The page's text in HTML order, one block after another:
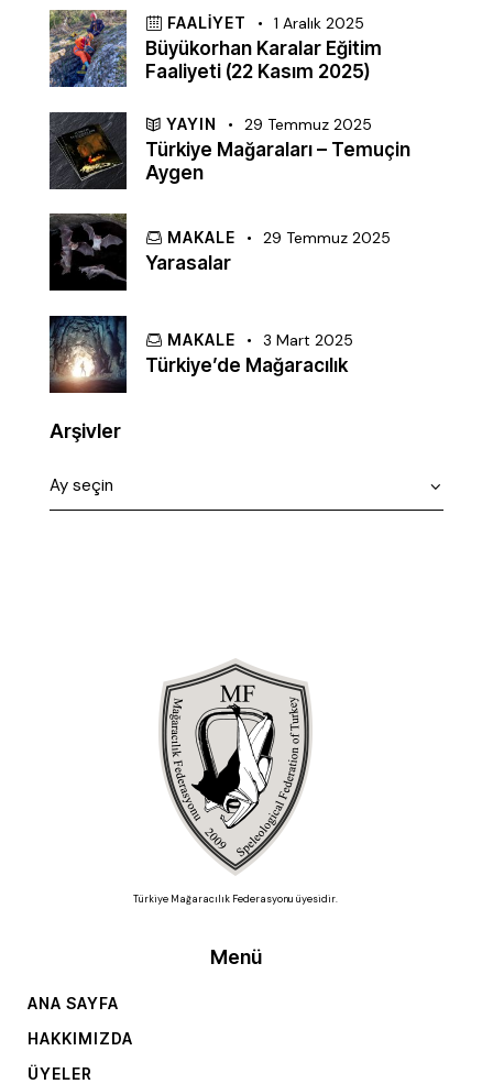
FAALIYET 1 Aralık 2025
Büyükorhan Karalar Eğitim
Faaliyeti (22 Kasım 2025)
YAYIN 29 Temmuz 2025
Türkiye Mağaraları – Temuçin
Aygen
MAKALE 29 Temmuz 2025
Yarasalar
MAKALE 3 Mart 2025
Türkiye’de Mağaracılık
Arşivler
Türkiye Mağaracılık Federasyonu üyesidir.
Menü
ANA SAYFA
HAKKIMIZDA
ÜYELER